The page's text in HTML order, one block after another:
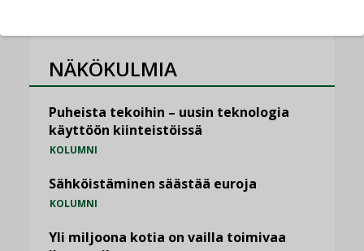
NÄKÖKULMIA
Puheista tekoihin – uusin teknologia
käyttöön kiinteistöissä
KOLUMNI
Sähköistäminen säästää euroja
KOLUMNI
Yli miljoona kotia on vailla toimivaa